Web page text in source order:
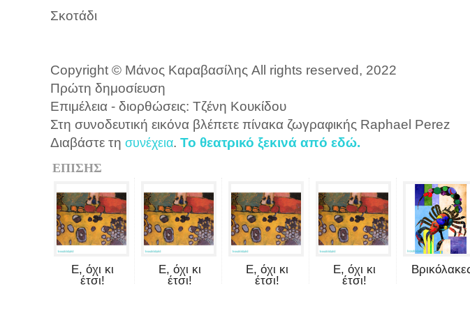
Σκοτάδι
Copyright © Μάνος Καραβασίλης All rights reserved, 2022
Πρώτη δημοσίευση
Επιμέλεια - διορθώσεις: Τζένη Κουκίδου
Στη συνοδευτική εικόνα βλέπετε πίνακα ζωγραφικής Raphael Perez
Διαβάστε τη συνέχεια. Το θεατρικό ξεκινά από εδώ.
ΕΠΙΣΗΣ
Ε, όχι κι
έτσι!
Ε, όχι κι
έτσι!
Ε, όχι κι
έτσι!
Ε, όχι κι
έτσι!